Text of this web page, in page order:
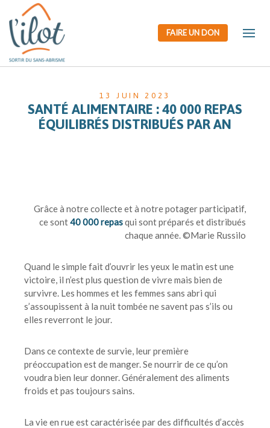
13 JUIN 2023
SANTÉ ALIMENTAIRE : 40 000 REPAS
ÉQUILIBRÉS DISTRIBUÉS PAR AN
Grâce à notre collecte et à notre potager participatif,
ce sont40 000 repasqui sont préparés et distribués
chaque année. ©Marie Russilo
Quand le simple fait d’ouvrir les yeux le matin est une
victoire, il n’est plus question de vivre mais bien de
survivre. Les hommes et les femmes sans abri qui
s’assoupissent à la nuit tombée ne savent pas s’ils ou
elles reverront le jour.
Dans ce contexte de survie, leur première
préoccupation est de manger. Se nourrir de ce qu’on
voudra bien leur donner. Généralement des aliments
froids et pas toujours sains.
La vie en rue est caractérisée par des difficultés d’accès
FAIRE UN DON